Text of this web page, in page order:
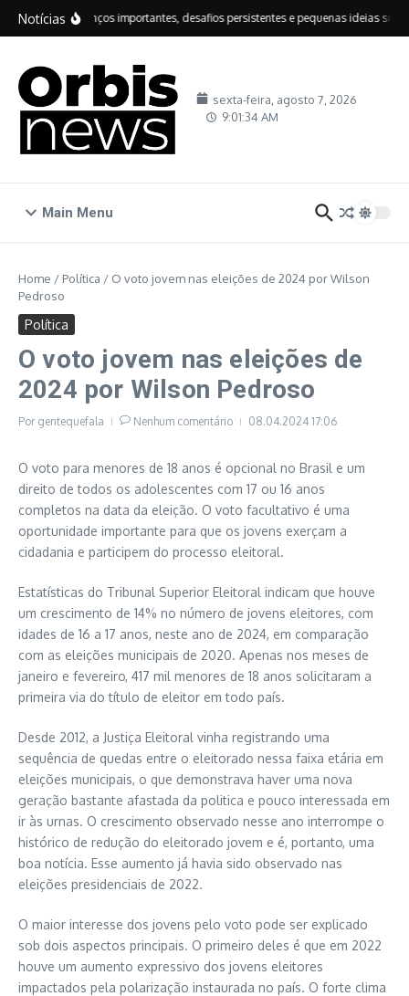
Ir para o conteúdo
Notícias
IDEB: avanços importantes, desafios persistentes e pequenas ideias sobre
sexta-feira, agosto 7, 2026
9:01:35 AM
Main Menu
Home / Política / O voto jovem nas eleições de 2024 por Wilson
Pedroso
Política
O voto jovem nas eleições de
2024 por Wilson Pedroso
Por gentequefala Nenhum comentário 08.04.2024 17:06
O voto para menores de 18 anos é opcional no Brasil e um
direito de todos os adolescentes com 17 ou 16 anos
completos na data da eleição. O voto facultativo é uma
oportunidade importante para que os jovens exerçam a
cidadania e participem do processo eleitoral.
Estatísticas do Tribunal Superior Eleitoral indicam que houve
um crescimento de 14% no número de jovens eleitores, com
idades de 16 a 17 anos, neste ano de 2024, em comparação
com as eleições municipais de 2020. Apenas nos meses de
janeiro e fevereiro, 417 mil menores de 18 anos solicitaram a
primeira via do título de eleitor em todo país.
Desde 2012, a Justiça Eleitoral vinha registrando uma
sequência de quedas entre o eleitorado nessa faixa etária em
eleições municipais, o que demonstrava haver uma nova
geração bastante afastada da politica e pouco interessada em
ir às urnas. O crescimento observado nesse ano interrompe o
histórico de redução do eleitorado jovem e é, portanto, uma
boa notícia. Esse aumento já havia sido observado nas
eleições presidenciais de 2022.
O maior interesse dos jovens pelo voto pode ser explicado
sob dois aspectos principais. O primeiro deles é que em 2022
houve um aumento expressivo dos jovens eleitores
impactados pela polarização instaurada no país. O forte clima